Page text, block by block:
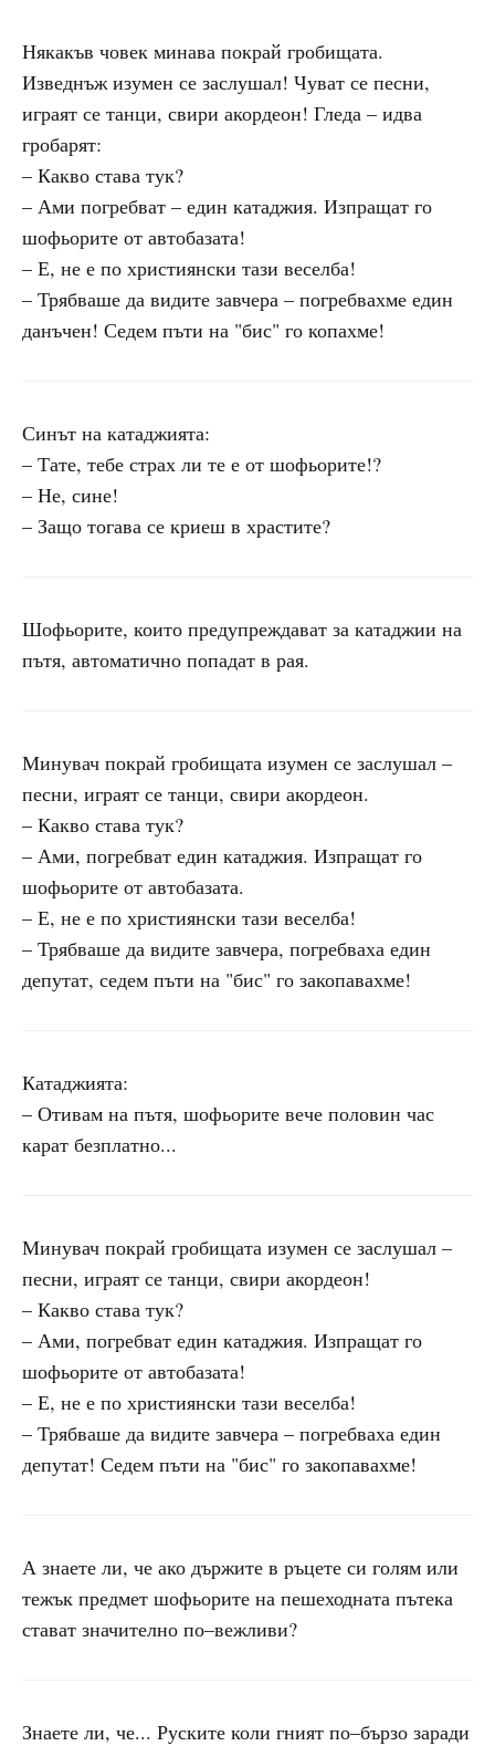
Някакъв човек минава покрай гробищата.
Изведнъж изумен се заслушал! Чуват се песни,
играят се танци, свири акордеон! Гледа – идва
гробарят:
– Какво става тук?
– Ами погребват – един катаджия. Изпращат го
шофьорите от автобазата!
– Е, не е по християнски тази веселба!
– Трябваше да видите завчера – погребвахме един
данъчен! Седем пъти на "бис" го копахме!
Синът на катаджията:
– Тате, тебе страх ли те е от шофьорите!?
– Не, сине!
– Защо тогава се криеш в храстите?
Шофьорите, които предупреждават за катаджии на
пътя, автоматично попадат в рая.
Минувач покрай гробищата изумен се заслушал –
песни, играят се танци, свири акордеон.
– Какво става тук?
– Ами, погребват един катаджия. Изпращат го
шофьорите от автобазата.
– Е, не е по християнски тази веселба!
– Трябваше да видите завчера, погребваха един
депутат, седем пъти на "бис" го закопавахме!
Катаджията:
– Отивам на пътя, шофьорите вече половин час
карат безплатно...
Минувач покрай гробищата изумен се заслушал –
песни, играят се танци, свири акордеон!
– Какво става тук?
– Ами, погребват един катаджия. Изпращат го
шофьорите от автобазата!
– Е, не е по християнски тази веселба!
– Трябваше да видите завчера – погребваха един
депутат! Седем пъти на "бис" го закопавахме!
А знаете ли, че ако държите в ръцете си голям или
тежък предмет шофьорите на пешеходната пътека
стават значително по–вежливи?
Знаете ли, че... Руските коли гният по–бързо заради